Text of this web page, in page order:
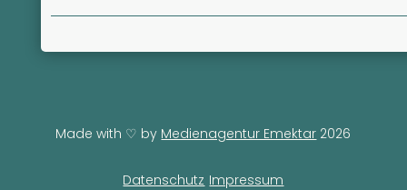
Made with ♡ by Medienagentur Emektar 2026
Datenschutz Impressum